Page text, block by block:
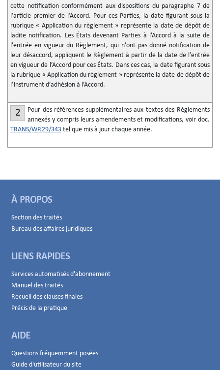
cette notification conformément aux dispositions du paragraphe 7 de
l’article premier de l’Accord. Pour ces Parties, la date figurant sous la
rubrique « Application du règlement » représente la date de dépôt de
ladite notification. Les États devenant Parties à l’Accord à la suite de
l’entrée en vigueur du Règlement, qui n’ont pas donné notification de
leur désaccord, appliquent le Règlement à partir de la date de l’entrée
en vigueur de l’Accord pour ces États. Dans ces cas, la date figurant sous
la rubrique « Application du règlement » représente la date de dépôt de
l’instrument d’adhésion à l’Accord.
2
Pour des références supplémentaires aux textes des Règlements
annexés y compris leurs amendements et modifications, voir doc.
TRANS/WP.29/343 tel que mis à jour chaque année.
À PROPOS
Section des traités
Bureau des affaires juridiques
LIENS RAPIDES
Services automatisés d'abonnement
Manuel des traités
Recueil des clauses finales
Précis de la pratique
AIDE
Questions fréquemment posées
Guide d'utilisateur du site